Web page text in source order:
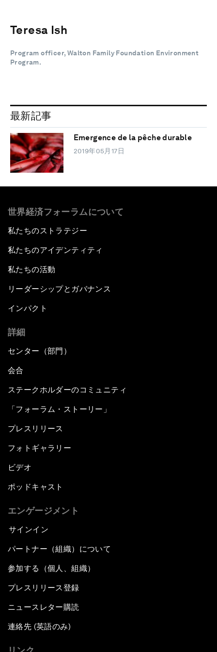
Teresa Ish
Program officer, Walton Family Foundation Environment
Program.
最新記事
Emergence de la pêche durable
2019年05月17日
世界経済フォーラムについて
私たちのストラテジー
私たちのアイデンティティ
私たちの活動
リーダーシップとガバナンス
インパクト
詳細
センター（部門）
会合
ステークホルダーのコミュニティ
「フォーラム・ストーリー」
プレスリリース
フォトギャラリー
ビデオ
ポッドキャスト
エンゲージメント
サインイン
パートナー（組織）について
参加する（個人、組織）
プレスリリース登録
ニュースレター購読
連絡先 (英語のみ)